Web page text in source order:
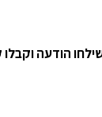
הודעה וקבלו